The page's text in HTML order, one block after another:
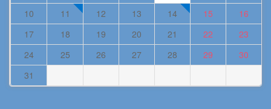
10
11 12 13 14 15
16
17
18 19 20 21 22
23
24
25 26 27 28 29
30
31